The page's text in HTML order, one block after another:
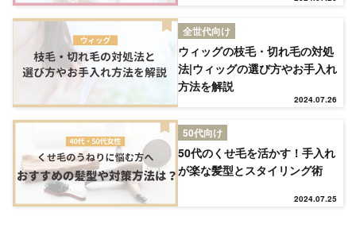
TOP
NEW
RANKING
ウィッグ
全世代向け
ウィッグの枝毛・切れ毛の対処
法|ウィッグの選び方やお手入れ
方法を解説
2024.07.26
50代向け
50代のくせ毛を活かす！手入れ
が楽な髪型とスタイリング術
2024.07.25